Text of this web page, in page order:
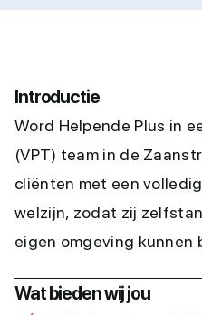
Introductie
Word Helpende Plus in
(VPT) team in de
cliënten met een
welzijn, zodat zij
eigen omgeving kunnen
Wat bieden wij jou